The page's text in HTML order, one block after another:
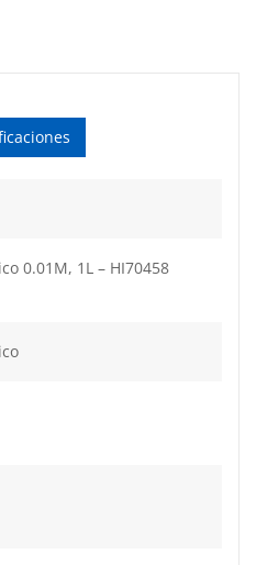
0.01M, 1L – HI70458